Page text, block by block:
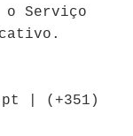
o Serviço
| (+351)